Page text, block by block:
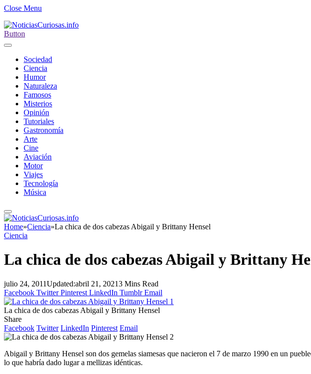
Close Menu
Button
Sociedad
Ciencia
Humor
Naturaleza
Famosos
Misterios
Opinión
Tutoriales
Gastronomía
Arte
Cine
Aviación
Motor
Viajes
Tecnología
Música
Home»Ciencia»La chica de dos cabezas Abigail y Brittany Hensel
Ciencia
La chica de dos cabezas Abigail y Brittany
julio 24, 2011Updated:abril 21, 20213 Mins Read
Facebook Twitter Pinterest LinkedIn Tumblr Email
La chica de dos cabezas Abigail y Brittany Hensel
Share
Facebook Twitter LinkedIn Pinterest Email
Abigail y Brittany Hensel son dos gemelas siamesas que nacieron el 7 de marzo 1990 en un
lo que habría dado lugara mellizas idénticas.